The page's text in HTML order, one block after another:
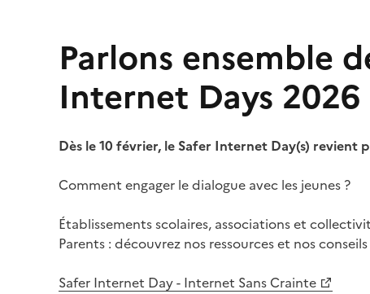
Parlons ensemble
Internet Days 2026
Dès le 10 février, le Safer Internet Day(s) revient
Comment engager le dialogue avec les jeunes ?
Établissements scolaires, associations et
Parents : découvrez nos ressources et nos
Safer Internet Day - Internet Sans Crainte